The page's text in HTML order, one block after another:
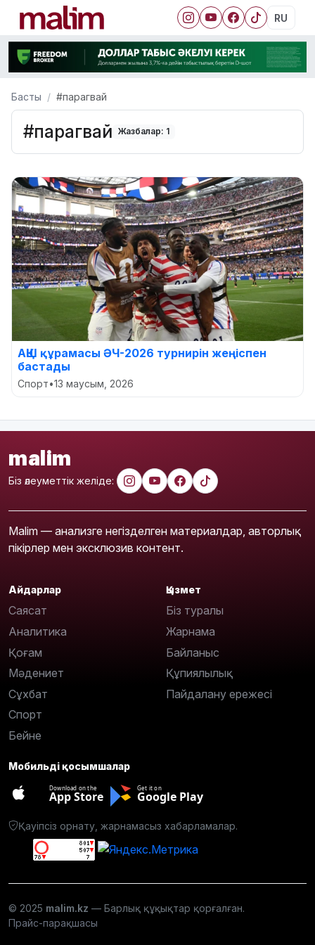
RU
Басты #парагвай
#парагвай Жазбалар: 1
АҚШ құрамасы ӘЧ-2026 турнирін жеңіспен
бастады
Спорт•13 маусым, 2026
malim
Біз әлеуметтік желіде:
Malim — анализге негізделген материалдар, авторлық
пікірлер мен эксклюзив контент.
Айдарлар
Саясат
Аналитика
Қоғам
Мәдениет
Сұхбат
Спорт
Бейне
Қызмет
Біз туралы
Жарнама
Байланыс
Құпиялылық
Пайдалану ережесі
Мобильді қосымшалар
Download on the
App Store
Get it on
Google Play
Қауіпсіз орнату, жарнамасыз хабарламалар.
© 2025 malim.kz — Барлық құқықтар қорғалған.
Прайс-парақшасы